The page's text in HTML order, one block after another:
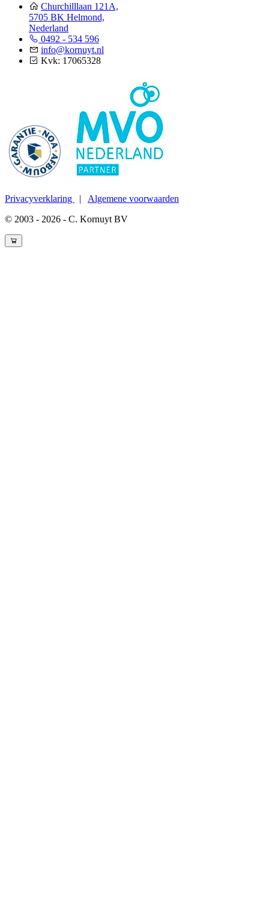
Churchilllaan 121A,
5705 BK Helmond,
Nederland
0492 - 534 596
info@kornuyt.nl
Kvk: 17065328
Privacyverklaring | Algemene voorwaarden
© 2003 - 2026 - C. Kornuyt BV